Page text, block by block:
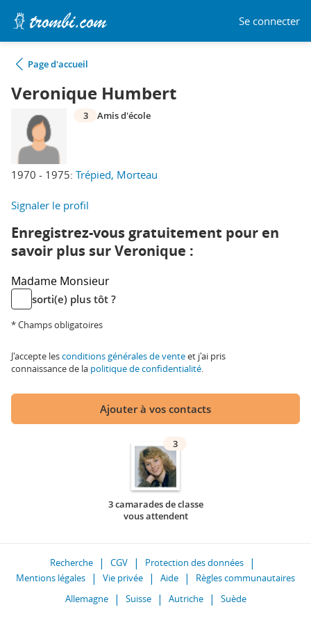
Se connecter
Page d'accueil
Veronique Humbert
1970 - 1975: Trépied, Morteau
3 Amis d'école
Signaler le profil
Enregistrez-vous gratuitement pour en
savoir plus sur Veronique :
Madame Monsieur
sorti(e) plus tôt ?
* Champs obligatoires
J'accepte lesconditions générales de venteet j'ai pris
connaissance de la politique de confidentialité.
Ajouter à vos contacts
3
3 camarades de classe
vous attendent
Recherche CGV
Protection des données
Mentions légales
Vie privée Aide
Règles communautaires
Allemagne
Suisse Autriche Suède